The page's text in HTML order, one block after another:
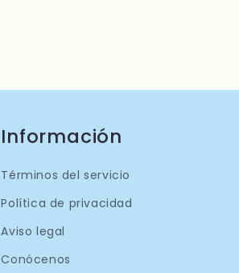
Información
Términos del servicio
Política de privacidad
Aviso legal
Conócenos